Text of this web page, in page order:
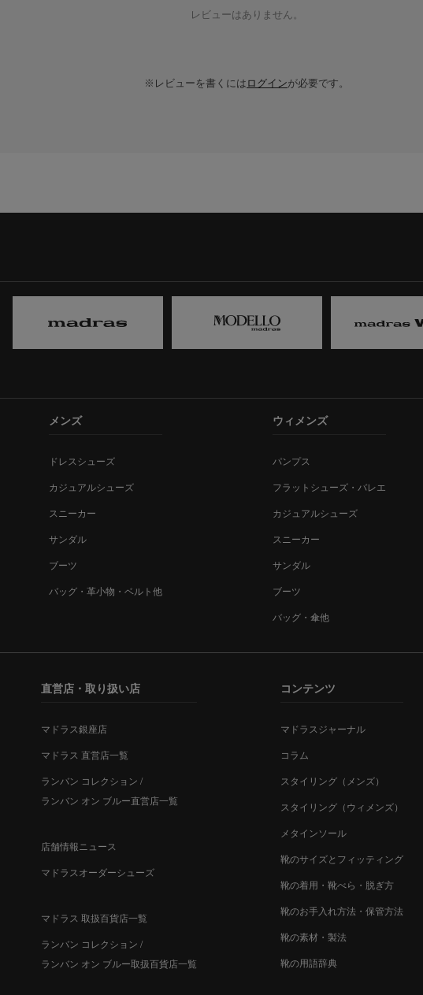
レビューはありません。
※レビューを書くには ログインが必要です。
メンズ
ドレスシューズ
カジュアルシューズ
スニーカー
サンダル
ブーツ
バッグ・革小物・ベルト他
ウィメンズ
パンプス
フラットシューズ・バレエ
カジュアルシューズ
スニーカー
サンダル
ブーツ
バッグ・傘他
直営店・取り扱い店
マドラス銀座店
マドラス 直営店一覧
ランバン コレクション /
ランバン オン ブルー直営店一覧
店舗情報ニュース
マドラスオーダーシューズ
マドラス 取扱百貨店一覧
ランバン コレクション /
ランバン オン ブルー取扱百貨店一覧
コンテンツ
マドラスジャーナル
コラム
スタイリング（メンズ）
スタイリング（ウィメンズ）
メタインソール
靴のサイズとフィッティング
靴の着用・靴べら・脱ぎ方
靴のお手入れ方法・保管方法
靴の素材・製法
靴の用語辞典